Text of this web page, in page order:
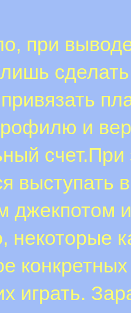
при
лишь
и
выступать
джекпотом
некоторые
играть.